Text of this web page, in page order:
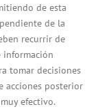
de esta
de la
recurrir de
información
tomar decisiones
acciones posterior
efectivo.